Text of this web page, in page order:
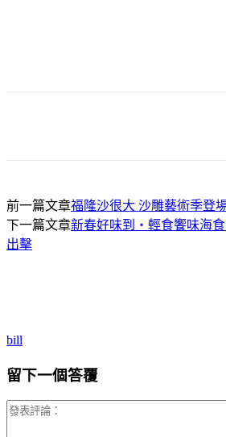
前一篇文章福隆沙很大 沙雕藝術季登
下一篇文章新春好味到‧輕食饗味海
出擊
bill
留下一個答覆